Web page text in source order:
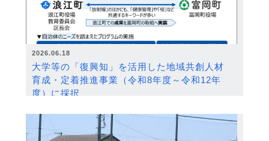
2026.06.18
大学等の「復興知」を活用した地域共創人材
育成・定着推進事業（令和8年度～令和12年
度）に採択